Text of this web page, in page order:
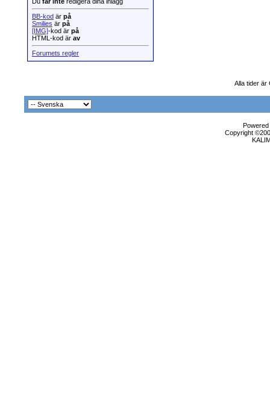
BB-kod är på
Smilies är på
[IMG]-kod är på
HTML-kod är av
Forumets regler
Alla tider är
Copyright